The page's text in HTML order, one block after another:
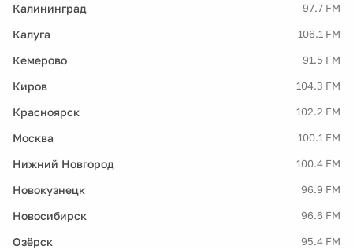
Калининград 97.7 FM
Калуга 106.1 FM
Кемерово 91.5 FM
Киров 104.3 FM
Красноярск 102.2 FM
Москва 100.1 FM
Нижний Новгород 100.4 FM
Новокузнецк 96.9 FM
Новосибирск 96.6 FM
Озёрск 95.4 FM